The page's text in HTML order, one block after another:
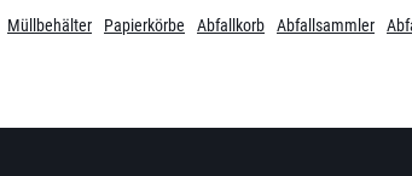
Müllbehälter Papierkörbe Abfallkorb Abfallsammler